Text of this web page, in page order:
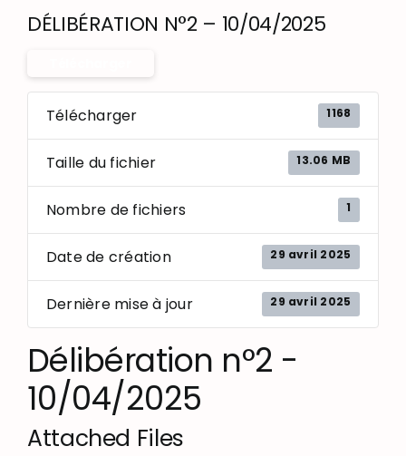
DÉLIBÉRATION N°2 – 10/04/2025
Télécharger 1168
Taille du fichier 13.06 MB
Nombre de fichiers 1
Date de création 29 avril 2025
Dernière mise à jour 29 avril 2025
Délibération n°2 -
10/04/2025
Attached Files